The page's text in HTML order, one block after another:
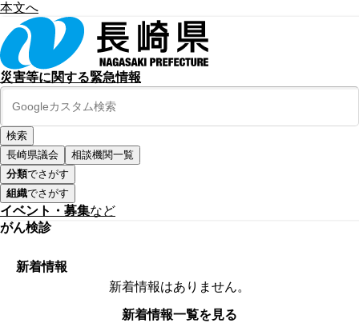
本文へ
災害等に関する緊急情報
長崎県議会
相談機関一覧
分類でさがす
組織でさがす
イベント・募集など
がん検診
新着情報
新着情報はありません。
新着情報一覧を見る